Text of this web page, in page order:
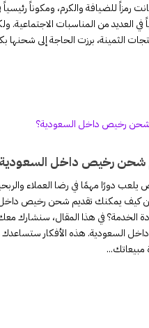
رمزاً للضيافة والكرم، ومكوناً رئيسياً
في العديد من المناسبات الاجتماعية.
الثمينة، برزت الحاجة إلى شحنها
شحن رخيص داخل
دورًا مهمًا في رضا العملاء
لكن كيف يمكنك تقديم شحن رخيص
السعودية. هذه الأفكار
مبيعاتك...